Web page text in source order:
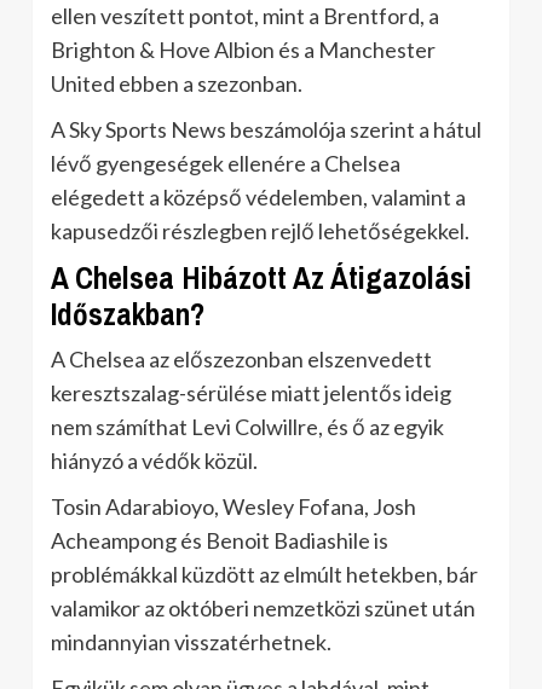
ellen veszített pontot, mint a Brentford, a
Brighton & Hove Albion és a Manchester
United ebben a szezonban.
A Sky Sports News beszámolója szerint a hátul
lévő gyengeségek ellenére a Chelsea
elégedett a középső védelemben, valamint a
kapusedzői részlegben rejlő lehetőségekkel.
A Chelsea Hibázott Az Átigazolási
Időszakban?
A Chelsea az előszezonban elszenvedett
keresztszalag-sérülése miatt jelentős ideig
nem számíthat Levi Colwillre, és ő az egyik
hiányzó a védők közül.
Tosin Adarabioyo, Wesley Fofana, Josh
Acheampong és Benoit Badiashile is
problémákkal küzdött az elmúlt hetekben, bár
valamikor az októberi nemzetközi szünet után
mindannyian visszatérhetnek.